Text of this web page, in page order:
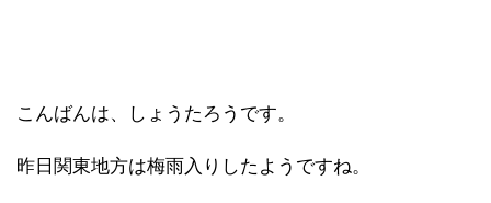
こんばんは、しょうたろうです。
昨日関東地方は梅雨入りしたようですね。